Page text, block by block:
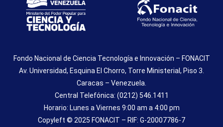
Fondo Nacional de Ciencia Tecnología e Innovación – FONACIT
Av. Universidad, Esquina El Chorro, Torre Ministerial, Piso 3.
Caracas – Venezuela.
Central Telefónica: (0212) 546.1411
Horario: Lunes a Viernes 9:00 am a 4:00 pm
Copyleft © 2025 FONACIT – RIF: G-20007786-7